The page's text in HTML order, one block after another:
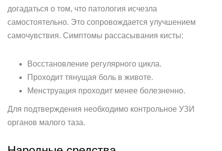
догадаться о том, что патология исчезла
самостоятельно. Это сопровождается улучшением
самочувствия. Симптомы рассасывания кисты:
Восстановление регулярного цикла.
Проходит тянущая боль в животе.
Менструация проходит менее болезненно.
Для подтверждения необходимо контрольное УЗИ
органов малого таза.